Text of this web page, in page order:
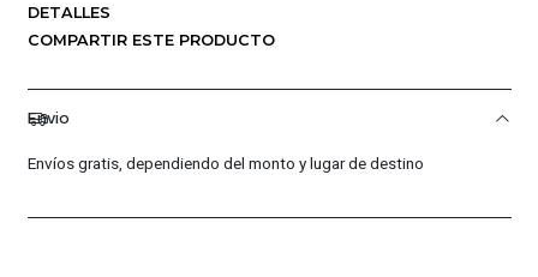
Inserciones De Malla Y Abertura En La Espalda: Mejoran La
Ventilación Para Mantener La Frescura Durante La Carrera.
Que Causan El Mal Olor, Manteniendo La Prenda Fresca Por
Más Tiempo.
DETALLES
COMPARTIR ESTE PRODUCTO
Envio
Envíos gratis, dependiendo del monto y lugar de destino